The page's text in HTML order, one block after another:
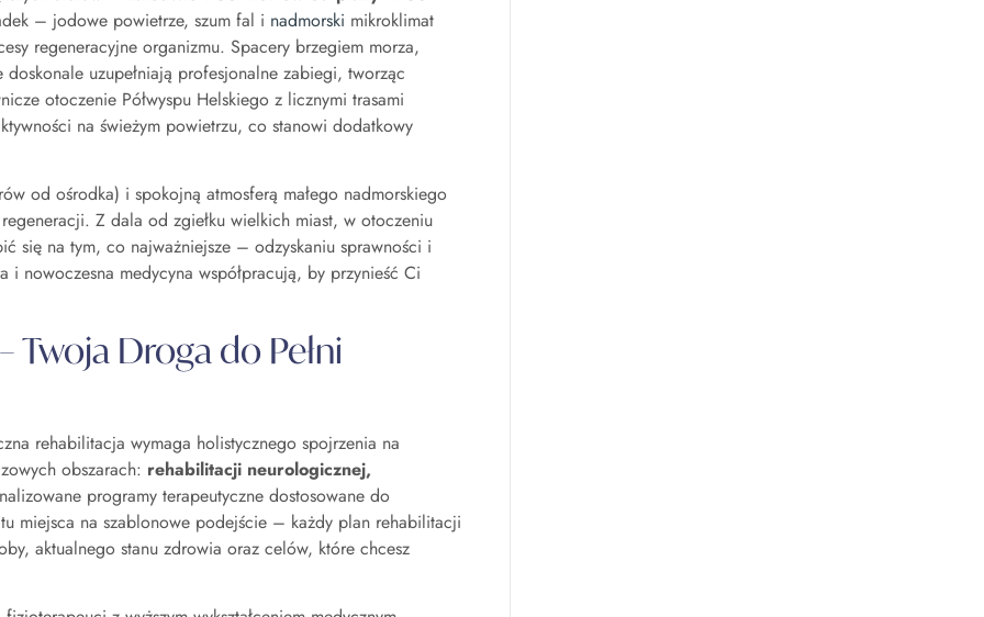
– jodowe powietrze, szum fal i nadmorski mikroklimat
regeneracyjne organizmu. Spacery brzegiem morza,
uzupełniają profesjonalne zabiegi, tworząc
otoczenie Półwyspu Helskiego z licznymi trasami
na świeżym powietrzu, co stanowi dodatkowy
od ośrodka) i spokojną atmosferą małego nadmorskiego
Z dala od zgiełku wielkich miast, w otoczeniu
się na tym, co najważniejsze – odzyskaniu sprawności i
nowoczesna medycyna współpracują, by przynieść Ci
Droga do Pełni
rehabilitacja wymaga holistycznego spojrzenia na
obszarach: rehabilitacji neurologicznej,
programy terapeutyczne dostosowane do
miejsca na szablonowe podejście – każdy plan rehabilitacji
aktualnego stanu zdrowia oraz celów, które chcesz